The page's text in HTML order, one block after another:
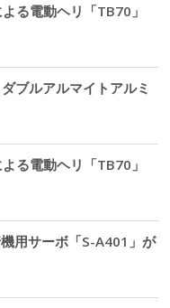
る電動ヘリ「TB70」
ブルアルマイトアルミ
る電動ヘリ「TB70」
用サーボ「S-A401」が